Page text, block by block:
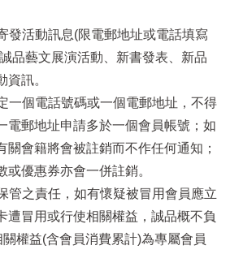
發活動訊息(限電郵地址或電話填寫
品藝文展演活動、新書發表、新品
資訊。
一個電話號碼或一個電郵地址，不得
電郵地址申請多於一個會員帳號；如
關會籍將會被註銷而不作任何通知；
優惠券亦會一併註銷。
管之責任，如有懷疑被冒用會員應立
遭冒用或行使相關權益，誠品概不負
權益(含會員消費累計)為專屬會員